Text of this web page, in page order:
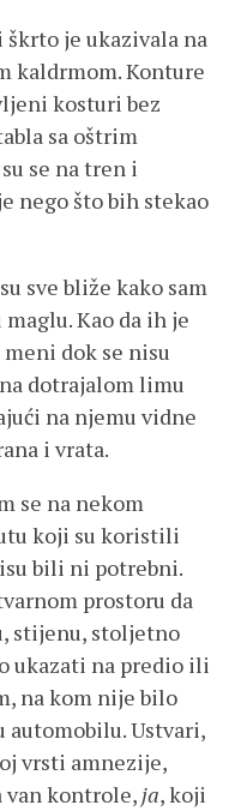
je ukazivala na
kaldrmom. Konture
kosturi bez
sa oštrim
se na tren i
nego što bih stekao
sve bliže kako sam
Kao da ih je
dok se nisu
dotrajalom limu
na njemu vidne
i vrata.
se na nekom
koji su koristili
bili ni potrebni.
prostoru da
stijenu, stoljetno
ukazati na predio ili
na kom nije bilo
automobilu. Ustvari,
vrsti amnezije,
van kontrole,ja, koji